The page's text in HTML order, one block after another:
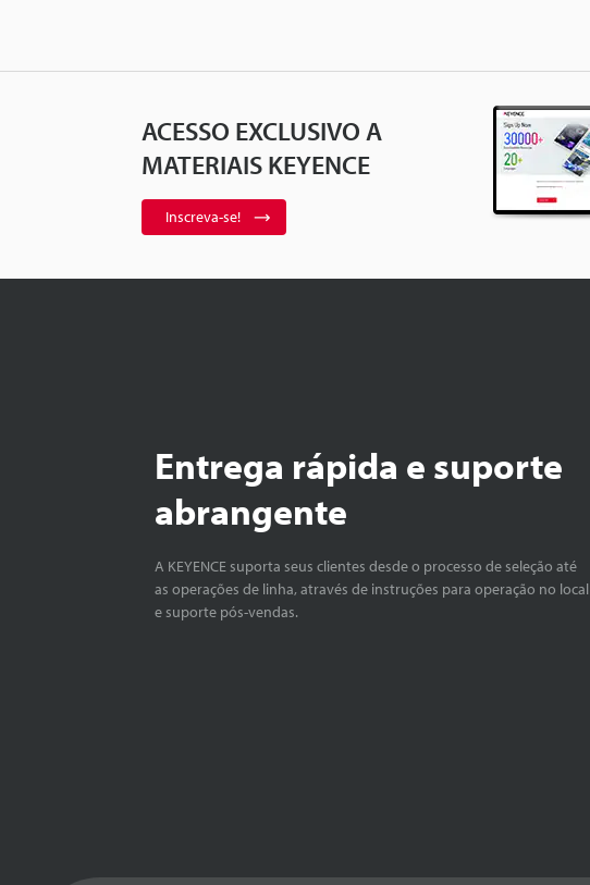
ACESSO EXCLUSIVO A
MATERIAIS KEYENCE
Inscreva-se!
Entrega rápida e suporte
abrangente
A KEYENCE suporta seus clientes desde o processo de seleção até
as operações de linha, através de instruções para operação no local
e suporte pós-vendas.